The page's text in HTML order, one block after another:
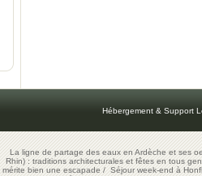
Hébergement & Support
La ligne de partage des eaux en Ardèche et ses
Rhin) : traditions architecturales et fêtes en tous
mérite bien une escapade/Séjour week-end à